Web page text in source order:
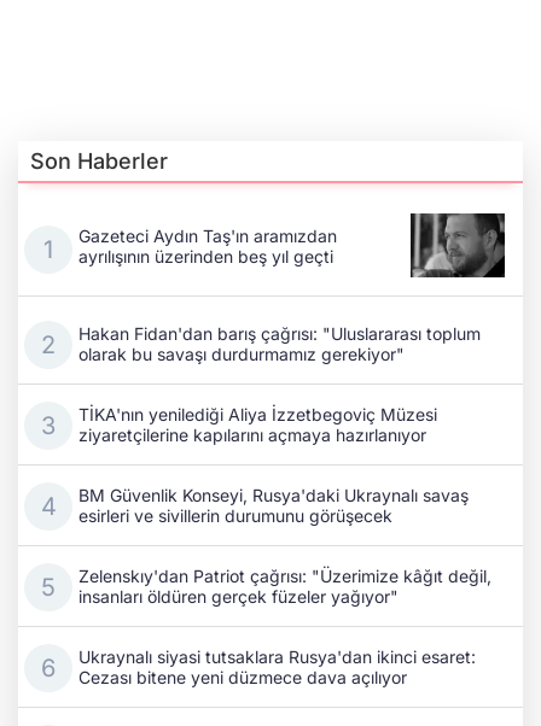
Son Haberler
Gazeteci Aydın Taş'ın aramızdan
ayrılışının üzerinden beş yıl geçti
Hakan Fidan'dan barış çağrısı: "Uluslararası toplum
olarak bu savaşı durdurmamız gerekiyor"
TİKA'nın yenilediği Aliya İzzetbegoviç Müzesi
ziyaretçilerine kapılarını açmaya hazırlanıyor
BM Güvenlik Konseyi, Rusya'daki Ukraynalı savaş
esirleri ve sivillerin durumunu görüşecek
Zelenskıy'dan Patriot çağrısı: "Üzerimize kâğıt değil,
insanları öldüren gerçek füzeler yağıyor"
Ukraynalı siyasi tutsaklara Rusya'dan ikinci esaret:
Cezası bitene yeni düzmece dava açılıyor